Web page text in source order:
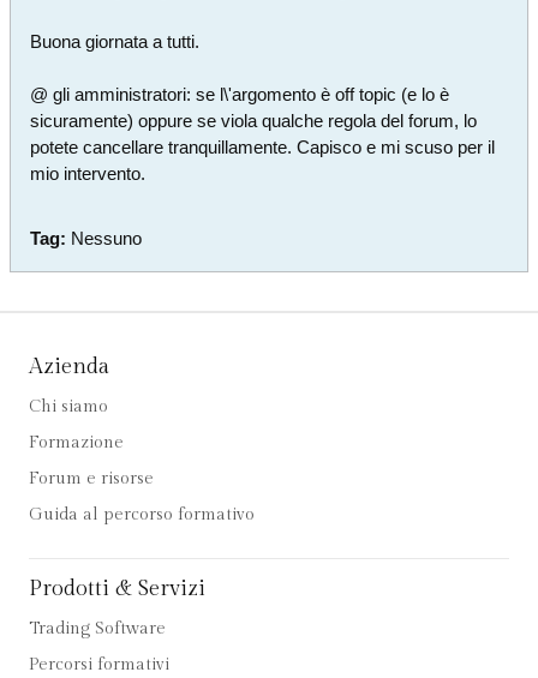
Buona giornata a tutti.
@ gli amministratori: se l\'argomento è off topic (e lo è
sicuramente) oppure se viola qualche regola del forum, lo
potete cancellare tranquillamente. Capisco e mi scuso per il
mio intervento.
Tag: Nessuno
Azienda
Chi siamo
Formazione
Forum e risorse
Guida al percorso formativo
Prodotti & Servizi
Trading Software
Percorsi formativi